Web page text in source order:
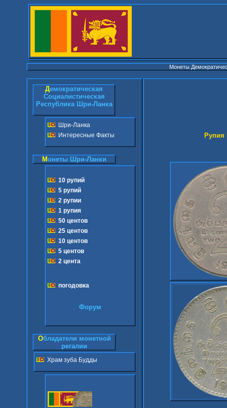
Монеты
Демократическая
Социалистическая
Республика Шри-Ланка
Шри-Ланка
Интересные Факты
Монеты Шри-Ланки
10 рупий
5 рупий
2 рупии
1 рупия
50 центов
25 центов
10 центов
5 центов
2 цента
погодовка
Форум
Обладатели монетной
регалии
Храм зуба Будды
Рупия